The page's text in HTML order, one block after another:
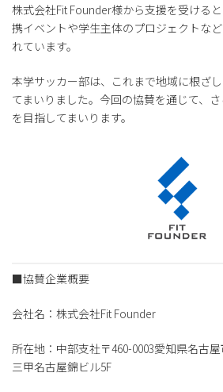
株式会社Fit Founder様から支援を受ける
携イベントや学生主体のプロジェクトな
れています。
本学サッカー部は、これまで地域に根ざ
てまいりました。今回の協賛を通じて、
を目指してまいります。
■協賛企業概要
会社名：株式会社Fit Founder
所在地：中部支社〒460-0003愛知県名古
三甲名古屋錦ビル5F